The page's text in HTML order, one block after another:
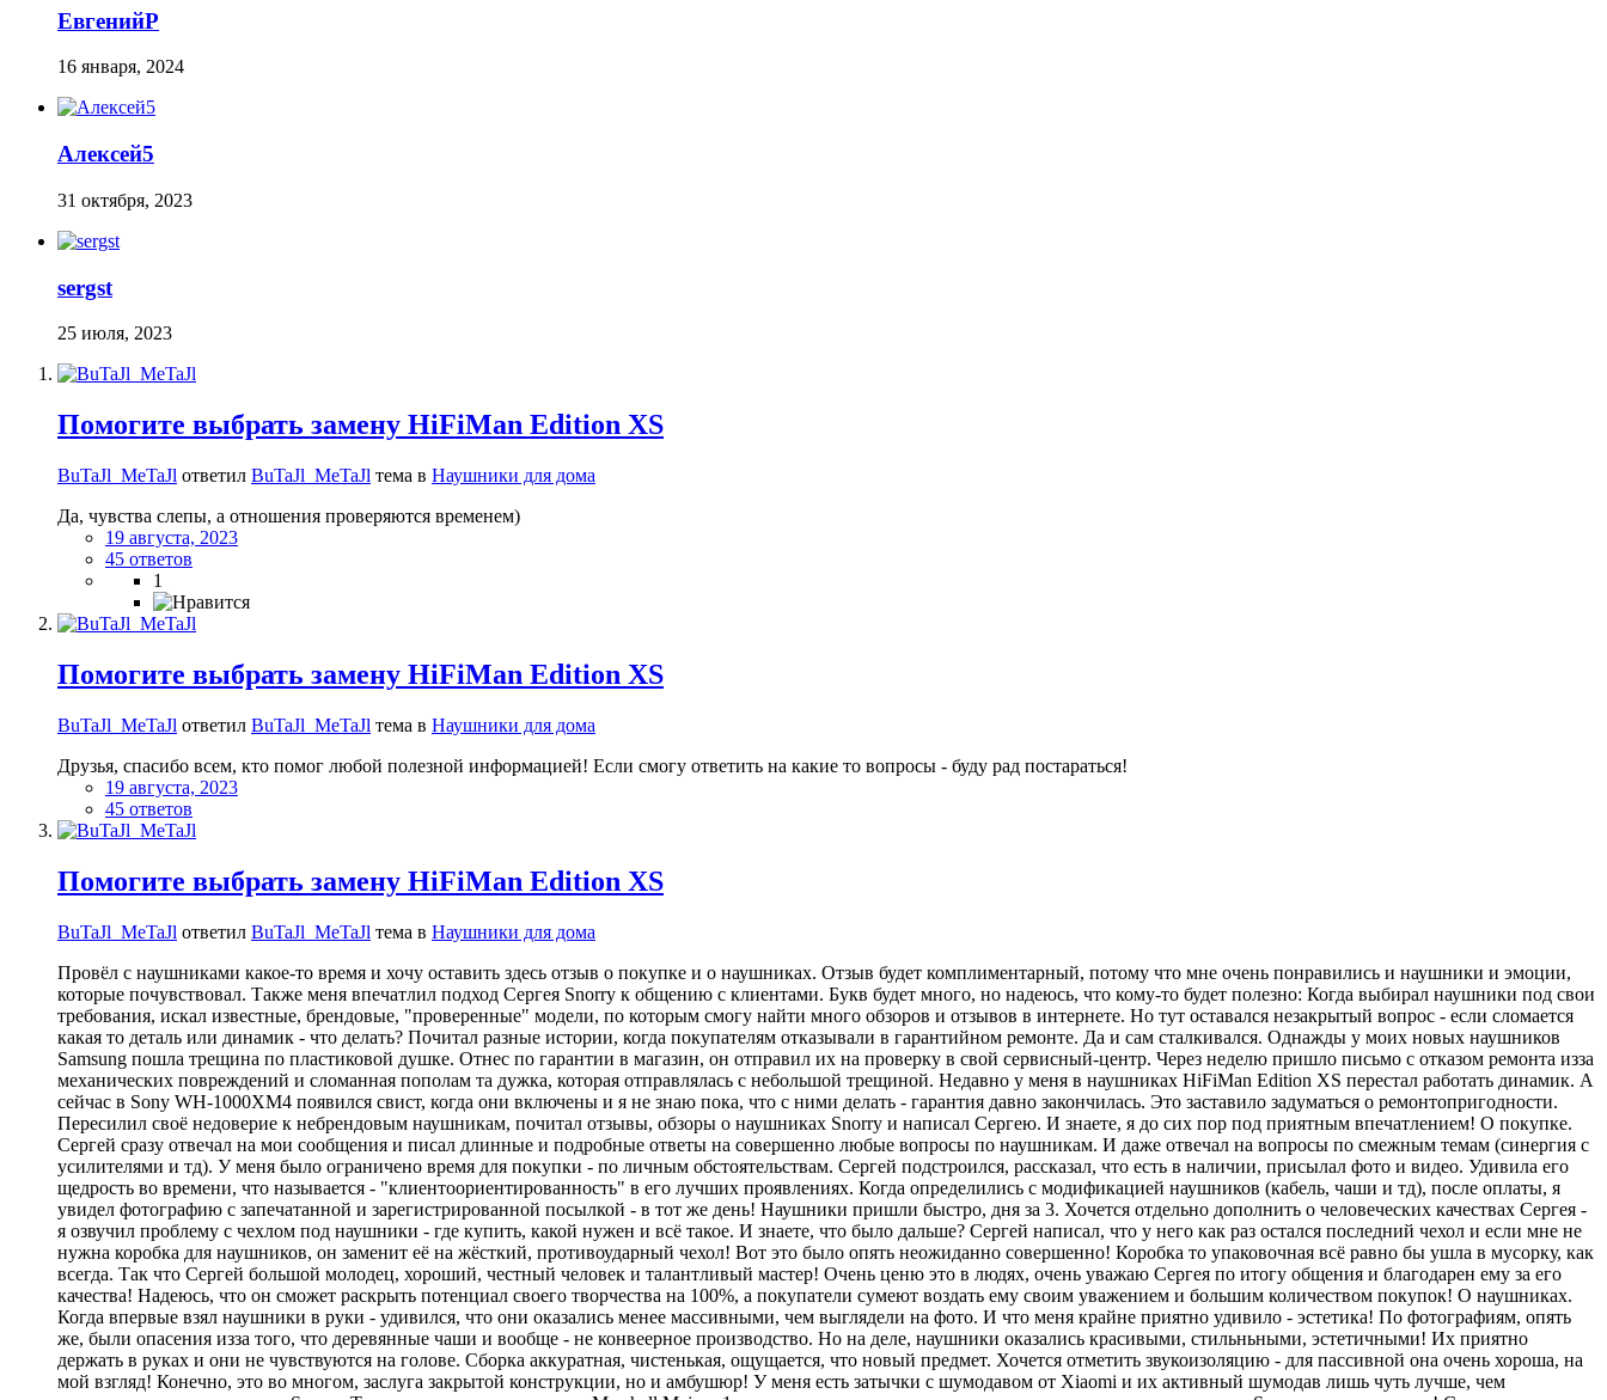
ЕвгенийР
16 января, 2024
Алексей5
31 октября, 2023
sergst
25 июля, 2023
Помогите выбрать замену HiFiMan Edition XS
BuTaJl_MeTaJl ответил BuTaJl_MeTaJl тема в Наушники для дома
Да, чувства слепы, а отношения проверяются временем)
19 августа, 2023
45 ответов
1
Помогите выбрать замену HiFiMan Edition XS
BuTaJl_MeTaJl ответил BuTaJl_MeTaJl тема в Наушники для дома
Друзья, спасибо всем, кто помог любой полезной информацией! Если смогу ответить на какие то вопросы - буду рад постараться!
19 августа, 2023
45 ответов
Помогите выбрать замену HiFiMan Edition XS
BuTaJl_MeTaJl ответил BuTaJl_MeTaJl тема в Наушники для дома
Провёл с наушниками какое-то время и хочу оставить здесь отзыв о покупке и о наушниках. Отзыв будет комплиментарный, потому что мне очень понравились и наушники и эмоции,
которые почувствовал. Также меня впечатлил подход Сергея Snorry к общению с клиентами. Букв будет много, но надеюсь, что кому-то будет полезно: Когда выбирал наушники под свои
требования, искал известные, брендовые, "проверенные" модели, по которым смогу найти много обзоров и отзывов в интернете. Но тут оставался незакрытый вопрос - если сломается
какая то деталь или динамик - что делать? Почитал разные истории, когда покупателям отказывали в гарантийном ремонте. Да и сам сталкивался. Однажды у моих новых наушников
Samsung пошла трещина по пластиковой душке. Отнес по гарантии в магазин, он отправил их на проверку в свой сервисный-центр. Через неделю пришло письмо с отказом ремонта изза
механических повреждений и сломанная пополам та дужка, которая отправлялась с небольшой трещиной. Недавно у меня в наушниках HiFiMan Edition XS перестал работать динамик. А
сейчас в Sony WH-1000XM4 появился свист, когда они включены и я не знаю пока, что с ними делать - гарантия давно закончилась. Это заставило задуматься о ремонтопригодности.
Пересилил своё недоверие к небрендовым наушникам, почитал отзывы, обзоры о наушниках Snorry и написал Сергею. И знаете, я до сих пор под приятным впечатлением! О покупке.
Сергей сразу отвечал на мои сообщения и писал длинные и подробные ответы на совершенно любые вопросы по наушникам. И даже отвечал на вопросы по смежным темам (синергия с
усилителями и тд). У меня было ограничено время для покупки - по личным обстоятельствам. Сергей подстроился, рассказал, что есть в наличии, присылал фото и видео. Удивила его
щедрость во времени, что называется - "клиентоориентированность" в его лучших проявлениях. Когда определились с модификацией наушников (кабель, чаши и тд), после оплаты, я
увидел фотографию с запечатанной и зарегистрированной посылкой - в тот же день! Наушники пришли быстро, дня за 3. Хочется отдельно дополнить о человеческих качествах Сергея -
я озвучил проблему с чехлом под наушники - где купить, какой нужен и всё такое. И знаете, что было дальше? Сергей написал, что у него как раз остался последний чехол и если мне не
нужна коробка для наушников, он заменит её на жёсткий, противоударный чехол! Вот это было опять неожиданно совершенно! Коробка то упаковочная всё равно бы ушла в мусорку, как
всегда. Так что Сергей большой молодец, хороший, честный человек и талантливый мастер! Очень ценю это в людях, очень уважаю Сергея по итогу общения и благодарен ему за его
качества! Надеюсь, что он сможет раскрыть потенциал своего творчества на 100%, а покупатели сумеют воздать ему своим уважением и большим количеством покупок! О наушниках.
Когда впервые взял наушники в руки - удивился, что они оказались менее массивными, чем выглядели на фото. И что меня крайне приятно удивило - эстетика! По фотографиям, опять
же, были опасения изза того, что деревянные чаши и вообще - не конвеерное производство. Но на деле, наушники оказались красивыми, стильньными, эстетичными! Их приятно
держать в руках и они не чувствуются на голове. Сборка аккуратная, чистенькая, ощущается, что новый предмет. Хочется отметить звукоизоляцию - для пассивной она очень хороша, на
мой взгляд! Конечно, это во многом, заслуга закрытой конструкции, но и амбушюр! У меня есть затычки с шумодавом от Xiaomi и их активный шумодав лишь чуть лучше, чем